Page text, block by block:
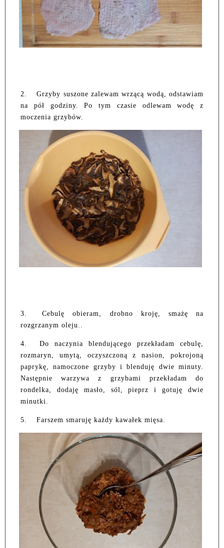
2.
Grzyby suszone zalewam wrzącą wodą, odstawiam
na pół godziny. Po tym czasie odlewam wodę z
moczenia grzybów.
3.
Cebulę obieram, drobno kroję, smażę na
rozgrzanym oleju..
4.
Do naczynia blendującego przekładam cebulę,
rozmaryn, umytą, oczyszczoną z nasion, pokrojoną
paprykę, namoczone grzyby i blenduję dwie minuty.
Następnie warzywa z grzybami przekładam do
rondelka, dodaję masło, sól, pieprz i gotuję dwie
minutki.
5. Farszem smaruję każdy kawałek mięsa.